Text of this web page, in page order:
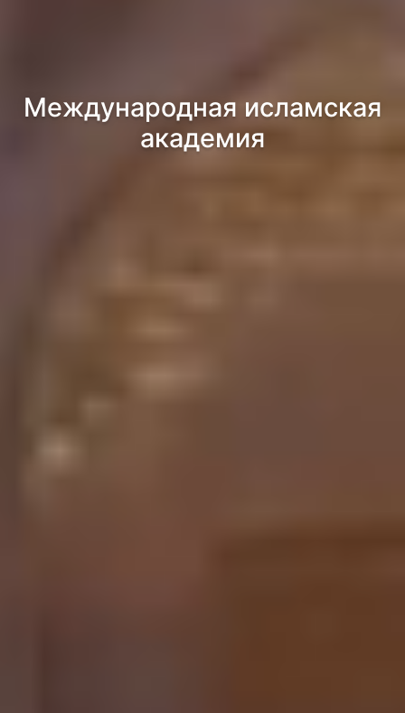
Международная исламская
академия